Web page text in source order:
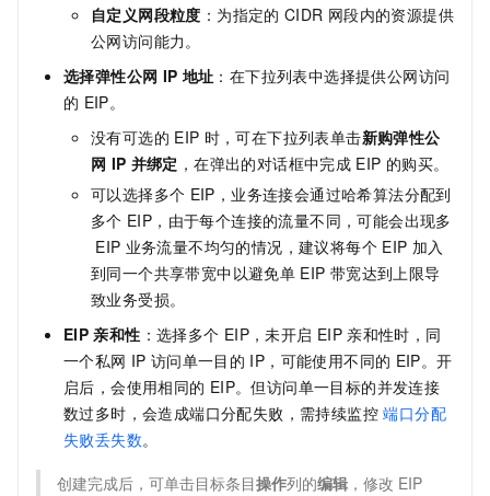
自定义网段粒度 ：为指定的 CIDR 网段内的资源提供
公网访问能力。
选择弹性公网 IP 地址 ：在下拉列表中选择提供公网访问
的 EIP。
没有可选的 EIP 时，可在下拉列表单击新购弹性公
网 IP 并绑定 ，在弹出的对话框中完成 EIP 的购买。
可以选择多个 EIP，业务连接会通过哈希算法分配到
多个 EIP，由于每个连接的流量不同，可能会出现多
EIP 业务流量不均匀的情况，建议将每个 EIP 加入
到同一个共享带宽中以避免单 EIP 带宽达到上限导
致业务受损。
EIP 亲和性 ：选择多个 EIP，未开启 EIP 亲和性时，同
一个私网 IP 访问单一目的 IP，可能使用不同的 EIP。开
启后，会使用相同的 EIP。但访问单一目标的并发连接
数过多时，会造成端口分配失败，需持续监控 端口分配
失败丢失数。
创建完成后，可单击目标条目操作列的编辑 ，修改 EIP